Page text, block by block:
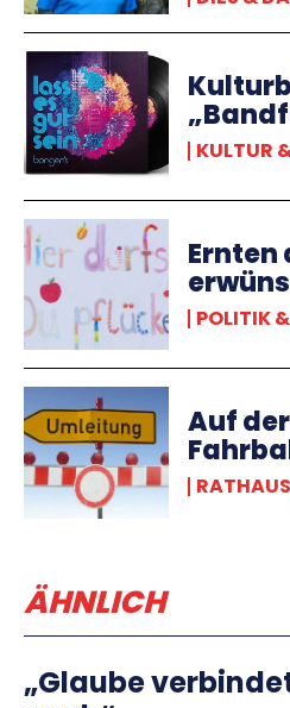
KULTUR
POLITIK
Auf
RATHAUS
ÄHNLICH
„Glaube